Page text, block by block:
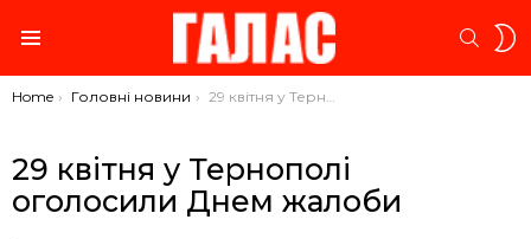
You are here:
Home Головні новини 29 квітня у Тернополі оголосили Днем жалоби
29 квітня у Тернополі
оголосили Днем жалоби